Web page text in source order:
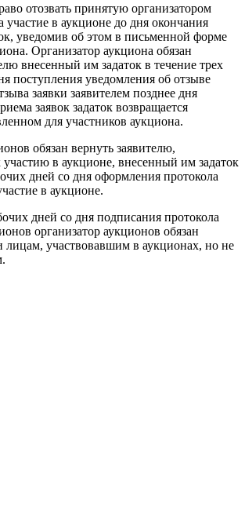
отозвать принятую организатором
участие в аукционе до дня окончания
уведомив об этом в письменной форме
Организатор аукциона обязан
внесенный им задаток в течение трех
поступления уведомления об отзыве
заявки заявителем позднее дня
заявок задаток возвращается
для участников аукциона.
обязан вернуть заявителю,
в аукционе, внесенный им задаток
дней со дня оформления протокола
в аукционе.
дней со дня подписания протокола
организатор аукционов обязан
лицам, участвовавшим в аукционах, но не